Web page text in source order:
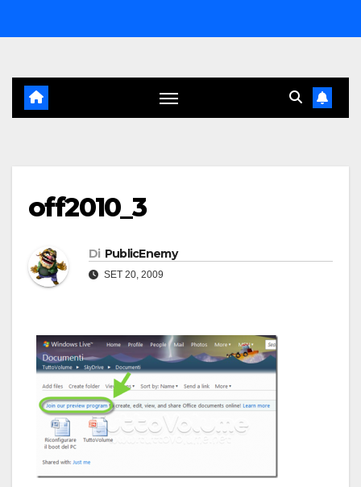
al
off2010_3
Di PublicEnemy
SET 20, 2009